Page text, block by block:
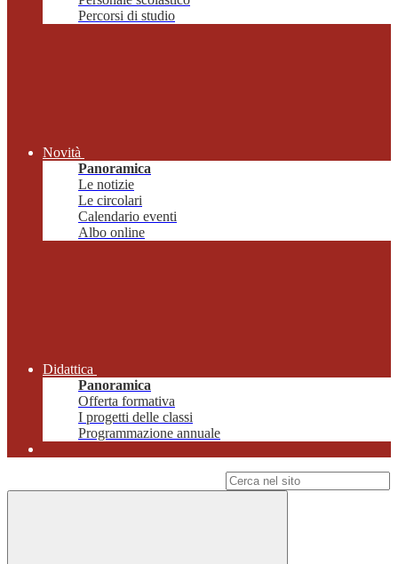
Percorsi di studio
Novità
Panoramica
Le notizie
Le circolari
Calendario eventi
Albo online
Didattica
Panoramica
Offerta formativa
I progetti delle classi
Programmazione annuale